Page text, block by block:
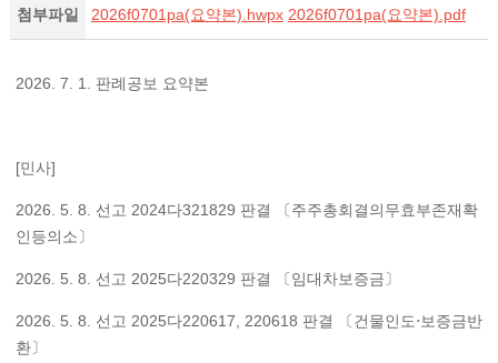
첨부파일 2026f0701pa(요약본).hwpx 2026f0701pa(요약본).pdf
2026. 7. 1. 판례공보 요약본
[민사]
2026. 5. 8. 선고 2024다321829 판결 〔주주총회결의무효부존재확
인등의소〕
2026. 5. 8. 선고 2025다220329 판결 〔임대차보증금〕
2026. 5. 8. 선고 2025다220617, 220618 판결 〔건물인도⋅보증금반
환〕